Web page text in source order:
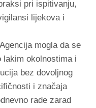
pri ispitivanju,
lijekova i
mogla da se
lakim okolnostima i
bez dovoljnog
i značaja
rade zarad